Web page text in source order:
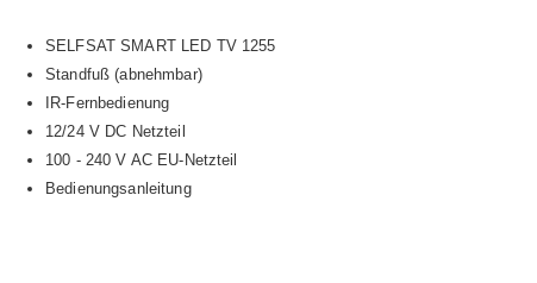
SELFSAT SMART LED TV 1255
Standfuß (abnehmbar)
IR-Fernbedienung
12/24 V DC Netzteil
100 - 240 V AC EU-Netzteil
Bedienungsanleitung